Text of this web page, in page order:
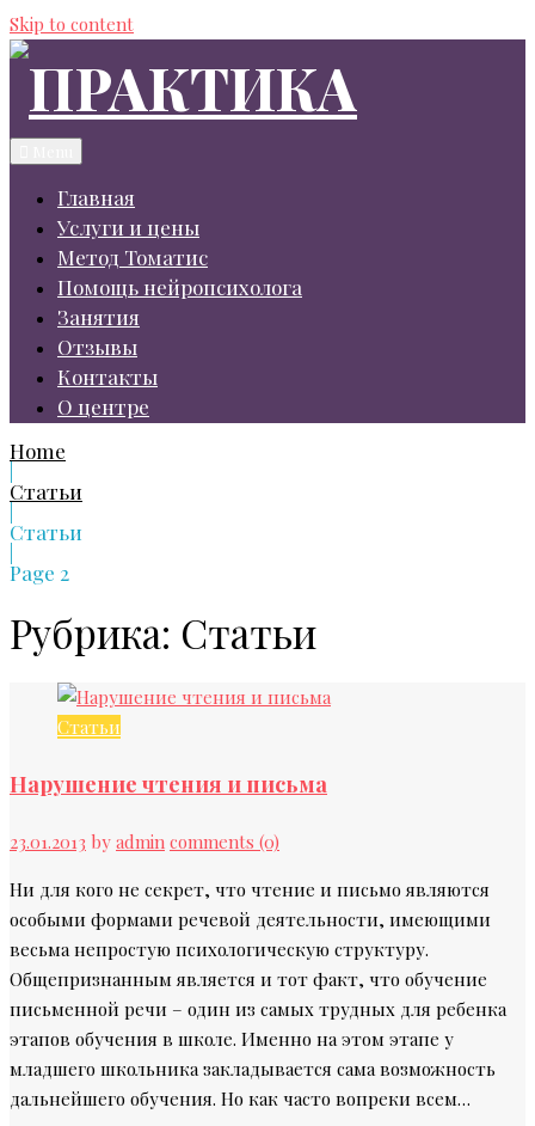
Skip to content
Главная
Услуги и цены
Метод Томатис
Помощь нейропсихолога
Занятия
Отзывы
Контакты
О центре
Home
Статьи
Статьи
Page 2
Рубрика: Статьи
Статьи
Нарушение чтения и письма
23.01.2013 by admin comments (0)
Ни для кого не секрет, что чтение и письмо являются
особыми формами речевой деятельности, имеющими
весьма непростую психологическую структуру.
Общепризнанным является и тот факт, что обучение
письменной речи – один из самых трудных для ребенка
этапов обучения в школе. Именно на этом этапе у
младшего школьника закладывается сама возможность
дальнейшего обучения. Но как часто вопреки всем…